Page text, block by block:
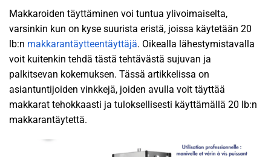
Makkaroiden täyttäminen voi tuntua ylivoimaiselta,
varsinkin kun on kyse suurista eristä, joissa käytetään 20
lb:n makkarantäytteentäyttäjä. Oikealla lähestymistavalla
voit kuitenkin tehdä tästä tehtävästä sujuvan ja
palkitsevan kokemuksen. Tässä artikkelissa on
asiantuntijoiden vinkkejä, joiden avulla voit täyttää
makkarat tehokkaasti ja tuloksellisesti käyttämällä 20 lb:n
makkarantäytettä.